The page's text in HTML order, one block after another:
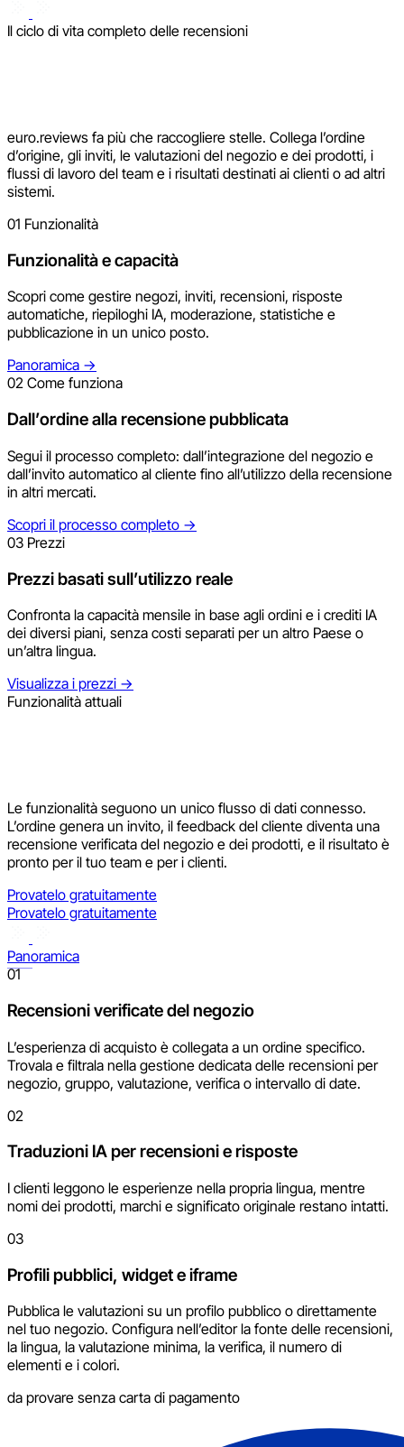
Il ciclo di vita completo delle recensioni
euro.reviews fa più che raccogliere stelle. Collega l’ordine
d’origine, gli inviti, le valutazioni del negozio e dei prodotti, i
flussi di lavoro del team e i risultati destinati ai clienti o ad altri
sistemi.
01 Funzionalità
Funzionalità e capacità
Scopri come gestire negozi, inviti, recensioni, risposte
automatiche, riepiloghi IA, moderazione, statistiche e
pubblicazione in un unico posto.
Panoramica →
02 Come funziona
Dall’ordine alla recensione pubblicata
Segui il processo completo: dall’integrazione del negozio e
dall’invito automatico al cliente fino all’utilizzo della recensione
in altri mercati.
Scopri il processo completo →
03 Prezzi
Prezzi basati sull’utilizzo reale
Confronta la capacità mensile in base agli ordini e i crediti IA
dei diversi piani, senza costi separati per un altro Paese o
un’altra lingua.
Visualizza i prezzi →
Funzionalità attuali
Le funzionalità seguono un unico flusso di dati connesso.
L’ordine genera un invito, il feedback del cliente diventa una
recensione verificata del negozio e dei prodotti, e il risultato è
pronto per il tuo team e per i clienti.
Provatelo gratuitamente
Provatelo gratuitamente
Panoramica
01
Recensioni verificate del negozio
L’esperienza di acquisto è collegata a un ordine specifico.
Trovala e filtrala nella gestione dedicata delle recensioni per
negozio, gruppo, valutazione, verifica o intervallo di date.
02
Traduzioni IA per recensioni e risposte
I clienti leggono le esperienze nella propria lingua, mentre
nomi dei prodotti, marchi e significato originale restano intatti.
03
Profili pubblici, widget e iframe
Pubblica le valutazioni su un profilo pubblico o direttamente
nel tuo negozio. Configura nell’editor la fonte delle recensioni,
la lingua, la valutazione minima, la verifica, il numero di
elementi e i colori.
da provare senza carta di pagamento